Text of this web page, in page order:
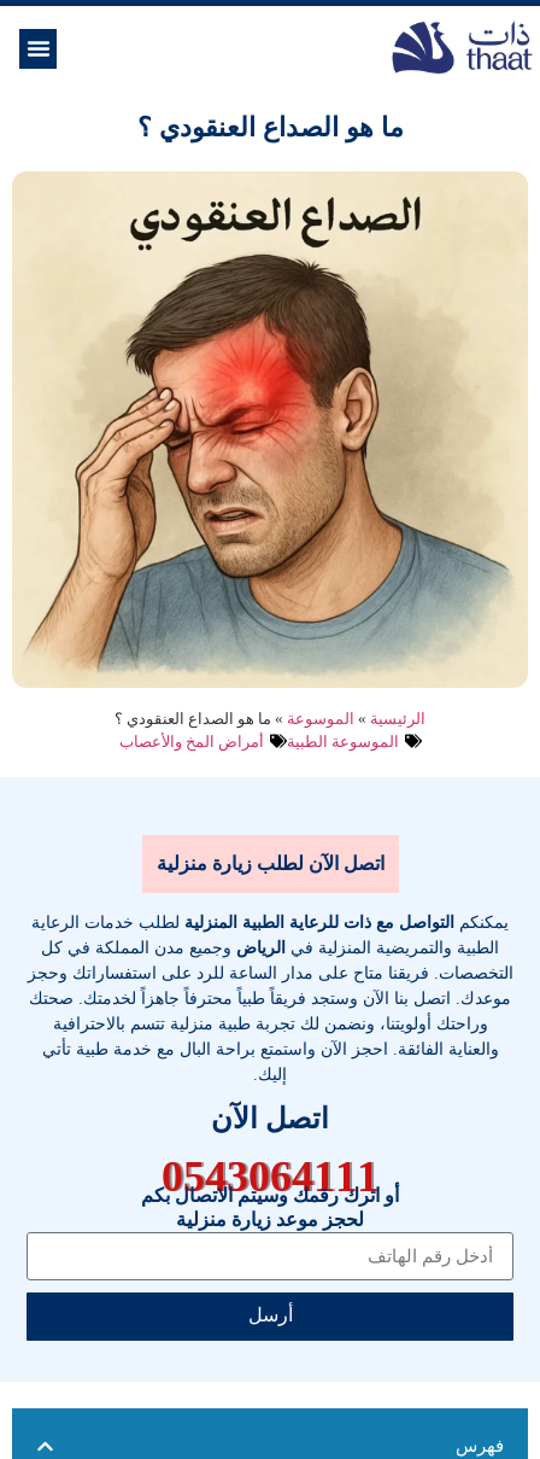
ما هو الصداع العنقودي ؟
الرئيسية » الموسوعة » ما هو الصداع العنقودي ؟
الموسوعة الطبية
أمراض المخ والأعصاب
اتصل الآن لطلب زيارة منزلية
يمكنكم التواصل مع ذات للرعاية الطبية المنزلية لطلب خدمات الرعاية
الطبية والتمريضية المنزلية في الرياض وجميع مدن المملكة في كل
التخصصات . فريقنا متاح على مدار الساعة للرد على استفساراتك وحجز
موعدك. اتصل بنا الآن وستجد فريقاً طبياً محترفاً جاهزاً لخدمتك. صحتك
وراحتك أولويتنا، ونضمن لك تجربة طبية منزلية تتسم بالاحترافية
والعناية الفائقة. احجز الآن واستمتع براحة البال مع خدمة طبية تأتي
إليك.
اتصل الآن
0543064111
أو اترك رقمك وسيتم الاتصال بكم
لحجز موعد زيارة منزلية
أرسل
فهرس